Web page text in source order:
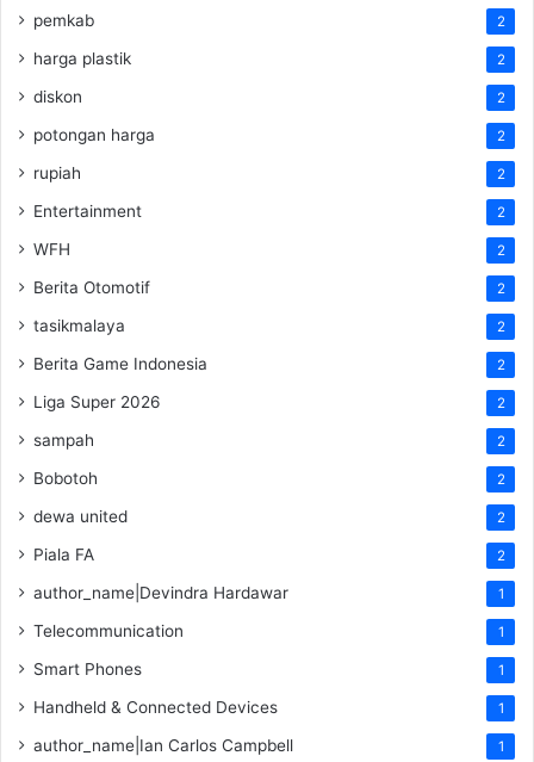
pemkab 2
harga plastik 2
diskon 2
potongan harga 2
rupiah 2
Entertainment 2
WFH 2
Berita Otomotif 2
tasikmalaya 2
Berita Game Indonesia 2
Liga Super 2026 2
sampah 2
Bobotoh 2
dewa united 2
Piala FA 2
author_name|Devindra Hardawar 1
Telecommunication 1
Smart Phones 1
Handheld & Connected Devices 1
author_name|Ian Carlos Campbell 1